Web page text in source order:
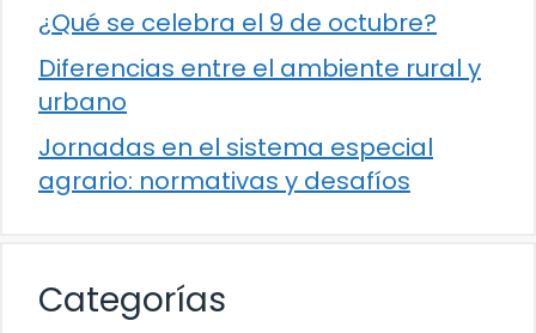
¿Qué se celebra el 9 de octubre?
Diferencias entre el ambiente rural y
urbano
Jornadas en el sistema especial
agrario: normativas y desafíos
Categorías